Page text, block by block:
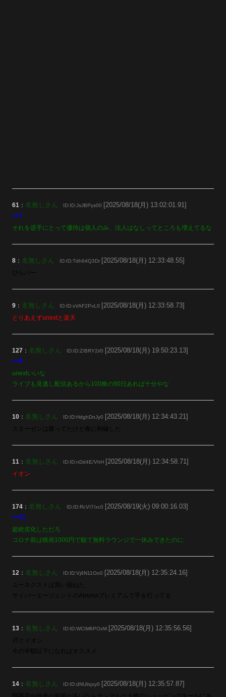
61 ： 名無しさん ID:ID:JsJBPys00 [2025/08/18(月) 13:02:01.91]
>>7
それを逆手にとって優待は個人のみ、法人はなしってところも増えてるな
8 ： 名無しさん ID:ID:Tdh64Q3Dr [2025/08/18(月) 12:33:48.55]
ひらパー
9 ： 名無しさん ID:ID:xVAF2PvL0 [2025/08/18(月) 12:33:58.73]
とりあえずunextと楽天
127 ： 名無しさん ID:ID:Z/BRY2i/0 [2025/08/18(月) 19:50:23.13]
>>9
unextいいな
ライブも見逃し配信あるから100株の90日あれば十分やな
10 ： 名無しさん ID:ID:HdghDnJy0 [2025/08/18(月) 12:34:43.21]
スターゼンは勝ってたけど春に利確した
11 ： 名無しさん ID:ID:nDd4E/VhH [2025/08/18(月) 12:34:58.71]
イオン
174 ： 名無しさん ID:ID:RcVI7/xc0 [2025/08/19(火) 09:00:16.03]
>>11
超絶劣化しただろ
コロナ前は映画1000円で観て無料ラウンジで一休みできたのに
12 ： 名無しさん ID:ID:Vj4N11Oo0 [2025/08/18(月) 12:35:24.16]
ユーネクストは買い損ねた
サイバーエージェントのAbemaプレミアムで手を打ってる
13 ： 名無しさん ID:ID:WCIM6POzM [2025/08/18(月) 12:35:56.56]
JTとイオン
今の半額以下になればオススメ
14 ： 名無しさん ID:ID:dNUiIqxy0 [2025/08/18(月) 12:35:57.87]